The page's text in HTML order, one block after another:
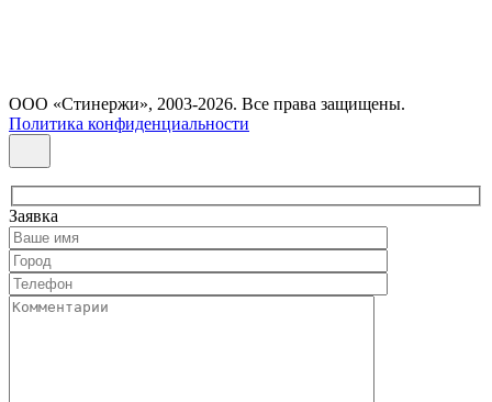
ООО «Стинержи», 2003-2026. Все права защищены.
Политика конфиденциальности
Заявка